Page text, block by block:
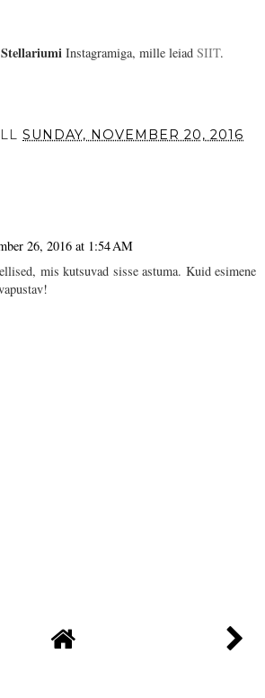
Stellariumi Instagramiga, mille leiad SIIT.
SUNDAY, NOVEMBER 20, 2016
26, 2016 at 1:54 AM
mis kutsuvad sisse astuma. Kuid esimene